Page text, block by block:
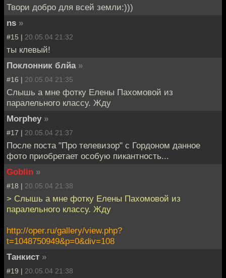
Твори добро для всей земли:)))
ns »
#15 | 20.05.04 21:32
ты клевый!
Поклонник блйа »
#16 | 20.05.04 21:35
Слышь а мне фотку Елены Пахомовой из
паралельного классу. Жду
Morphey »
#17 | 20.05.04 21:37
После поста "Про телевизор" с Гордоном данное
фото приобретает особую пикантность...
Goblin »
#18 | 20.05.04 21:38
> Слышь а мне фотку Елены Пахомовой из
паралельного классу. Жду
http://oper.ru/gallery/view.php?
t=1048750949&p=0&div=108
Танкист »
#19 | 20.05.04 21:38